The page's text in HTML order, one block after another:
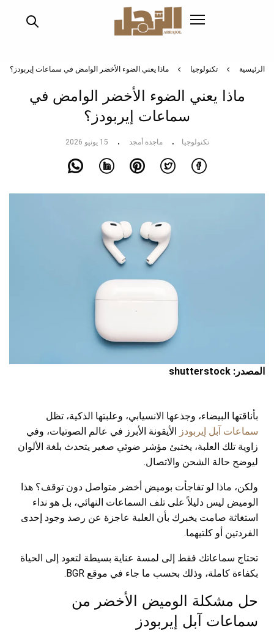
الرئيسية تكنولوجيا ماذا يعني الضوء الأخضر الوامض في سماعات إيربودز؟
ماذا يعني الضوء الأخضر الوامض في
سماعات إيربودز؟
تكنولوجيا ماجدة أمجد 15 يونيو 2026
المصدر: shutterstock
بأناقتها البيضاء، وجذعها الانسيابي، وعلبتها الذكية، تظل
سماعات آبل إيربودز الأيقونة الأبرز في عالم الصوتيات، وفي
زاوية تلك العلبة، يختبئ مؤشر ضوئي صغير يتحدث بلغة الألوان
ليوضح حالة الشحن والاتصال.
ولكن، ماذا لو تفاجأت بوميض أخضر متواصل دون توقف؟ هذا
الوميض ليس دليلاً على تلف السماعات النهائي، بل هو نداء
استغاثة صامت يخبرك بأن العلبة عاجزة عن رصد وجود إحدى
الفردتين أو كلتيهما.
تحتاج سماعاتك فقط إلى لمسة عناية بسيطة لتعود إلى الحياة
بكفاءة كاملة، وذلك بحسب ما جاء في موقع BGR.
حل مشكلة الوميض الأخضر من
سماعات آبل إيربودز